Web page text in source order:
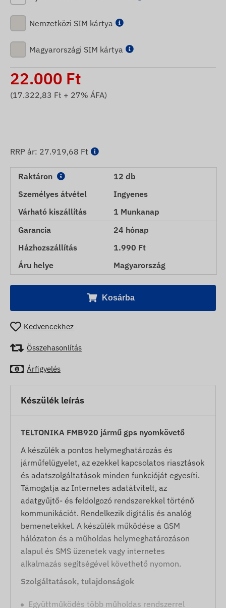
Nemzetközi SIM kártya
Magyarországi SIM kártya
22.000 Ft
(17.322,83 Ft + 27% ÁFA)
RRP ár: 27.919,68 Ft
Raktáron
12 db
Személyes átvétel
Ingyenes
Várható kiszállítás
1 Munkanap
Garancia
24 hónap
Házhozszállítás
1.990 Ft
Áru helye
Magyarország
Kosárba
Kedvencekhez
Összehasonlítás
Árfigyelés
Készülék leírás
TELTONIKA FMB920 jármű gps nyomkövető
A készülék a pontos helymeghatározás és
járműfelügyelet, az ezekkel kapcsolatos riasztások
és adatszolgáltatások minden funkcióját egyesíti.
Támogatja az Internetes adatátvitelt, az
adatgyűjtő- és feldolgozó rendszerekkel történő
kommunikációt. Rendelkezik digitális és analóg
bemenetekkel. A készülék működése a GSM
hálózaton és a műholdas helymeghatározáson
alapul és SMS üzenetek vagy internetes
alkalmazás segítségével követhető nyomon.
Szolgáltatások, tulajdonságok
Együttműködés több műholdas rendszerrel